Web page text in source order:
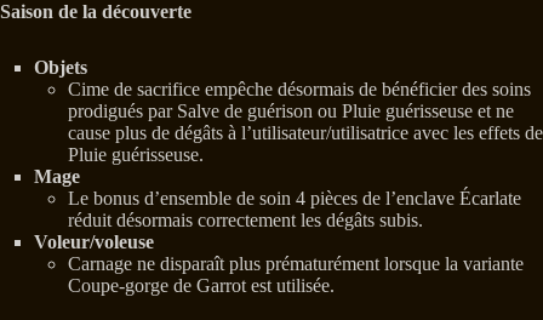
Saison de la découverte
Objets
Cime de sacrifice empêche désormais de bénéficier des soins
prodigués par Salve de guérison ou Pluie guérisseuse et ne
cause plus de dégâts à l’utilisateur/utilisatrice avec les effets de
Pluie guérisseuse.
Mage
Le bonus d’ensemble de soin 4 pièces de l’enclave Écarlate
réduit désormais correctement les dégâts subis.
Voleur/voleuse
Carnage ne disparaît plus prématurément lorsque la variante
Coupe-gorge de Garrot est utilisée.